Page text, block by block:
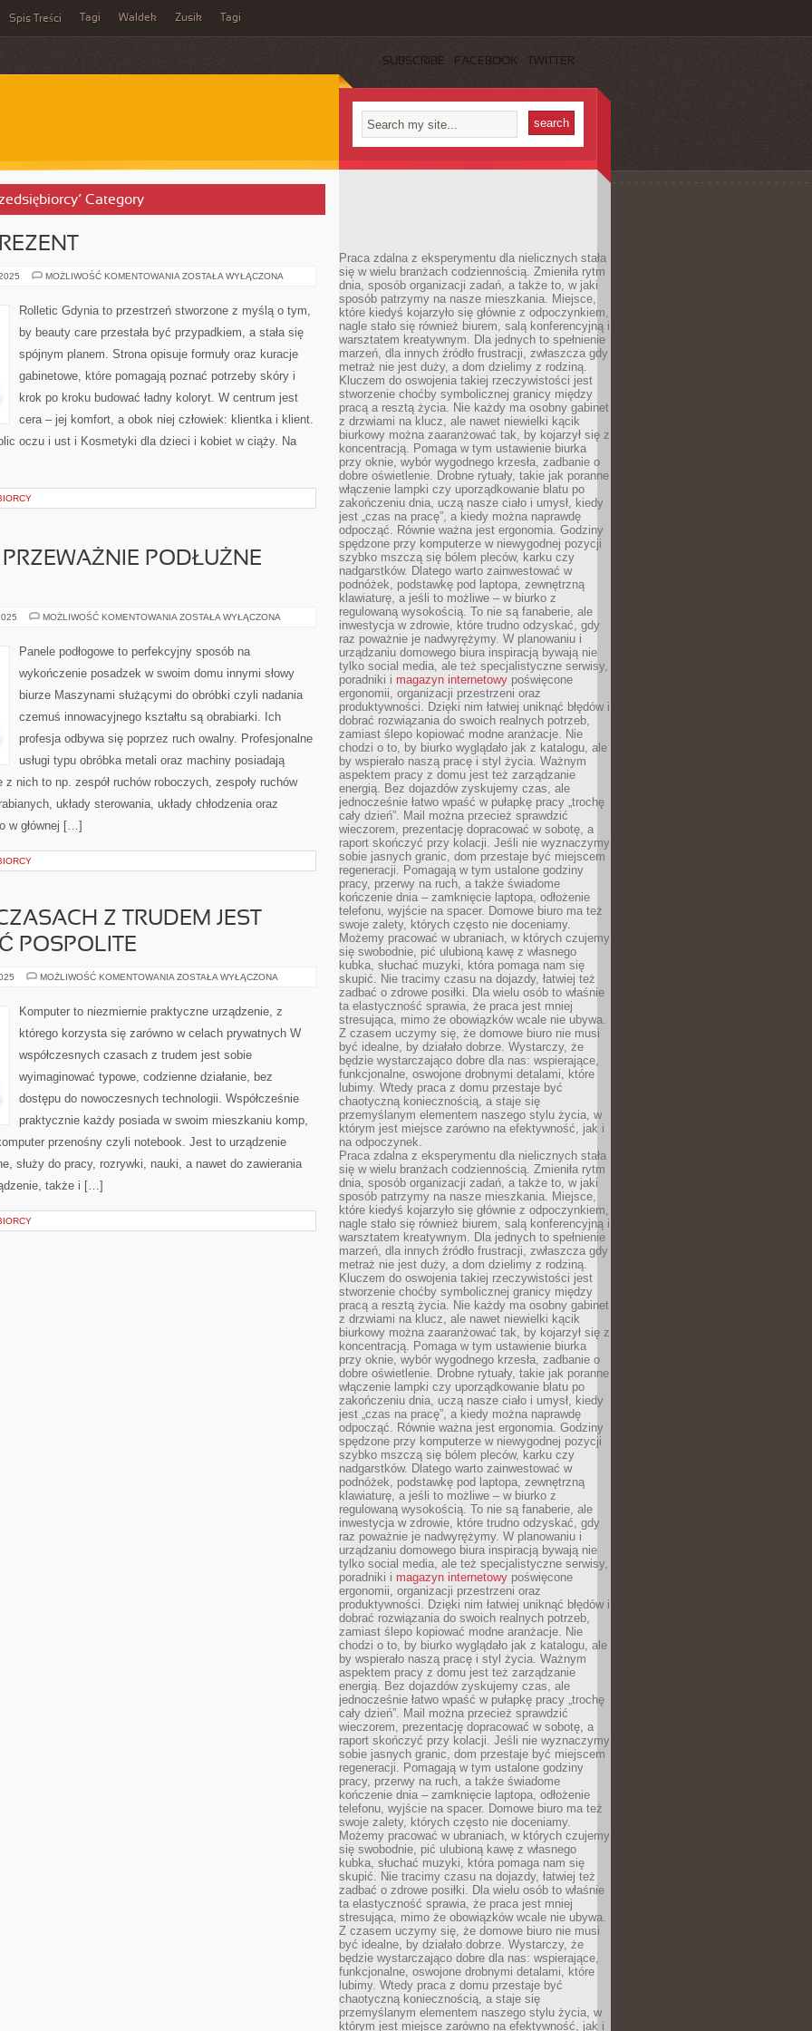
Spis Treści Tagi Waldek Zusik Tagi
SUBSCRIBE FACEBOOK TWITTER
Category
MOŻLIWOŚĆ KOMENTOWANIA KOSMETYKI
ZOSTAŁA WYŁĄCZONA
Rolletic Gdynia to przestrzeń stworzone z myślą o tym,
by beauty care przestała być przypadkiem, a stała się
spójnym planem. Strona opisuje formuły oraz kuracje
gabinetowe, które pomagają poznać potrzeby skóry i
krok po kroku budować ładny koloryt. W centrum jest
cera – jej komfort, a obok niej człowiek: klientka i klient.
oczu i ust i Kosmetyki dla dzieci i kobiet w ciąży. Na
PODŁUŻNE
MOŻLIWOŚĆ KOMENTOWANIA FOTO
PRZEWAŻNIE
PODŁUŻNE
PŁÓTNA
ZOSTAŁA WYŁĄCZONA
Panele podłogowe to perfekcyjny sposób na
wykończenie posadzek w swoim domu innymi słowy
biurze Maszynami służącymi do obróbki czyli nadania
czemuś innowacyjnego kształtu są obrabiarki. Ich
profesja odbywa się poprzez ruch owalny. Profesjonalne
usługi typu obróbka metali oraz machiny posiadają
z nich to np. zespół ruchów roboczych, zespoły ruchów
układy sterowania, układy chłodzenia oraz
w głównej […]
Z TRUDEM JEST
POSPOLITE
MOŻLIWOŚĆ KOMENTOWANIA W
TRUDEM
SOBIE
POSPOLITE
ZOSTAŁA WYŁĄCZONA
Komputer to niezmiernie praktyczne urządzenie, z
którego korzysta się zarówno w celach prywatnych W
współczesnych czasach z trudem jest sobie
wyimaginować typowe, codzienne działanie, bez
dostępu do nowoczesnych technologii. Współcześnie
praktycznie każdy posiada w swoim mieszkaniu komp,
przenośny czyli notebook. Jest to urządzenie
służy do pracy, rozrywki, nauki, a nawet do zawierania
także i […]
Praca zdalna z eksperymentu dla nielicznych stała
się w wielu branżach codziennością. Zmieniła rytm
dnia, sposób organizacji zadań, a także to, w jaki
sposób patrzymy na nasze mieszkania. Miejsce,
które kiedyś kojarzyło się głównie z odpoczynkiem,
nagle stało się również biurem, salą konferencyjną i
warsztatem kreatywnym. Dla jednych to spełnienie
marzeń, dla innych źródło frustracji, zwłaszcza gdy
metraż nie jest duży, a dom dzielimy z rodziną.
Kluczem do oswojenia takiej rzeczywistości jest
stworzenie choćby symbolicznej granicy między
pracą a resztą życia. Nie każdy ma osobny gabinet
z drzwiami na klucz, ale nawet niewielki kącik
biurkowy można zaaranżować tak, by kojarzył się z
koncentracją. Pomaga w tym ustawienie biurka
przy oknie, wybór wygodnego krzesła, zadbanie o
dobre oświetlenie. Drobne rytuały, takie jak poranne
włączenie lampki czy uporządkowanie blatu po
zakończeniu dnia, uczą nasze ciało i umysł, kiedy
jest „czas na pracę”, a kiedy można naprawdę
odpocząć. Równie ważna jest ergonomia. Godziny
spędzone przy komputerze w niewygodnej pozycji
szybko mszczą się bólem pleców, karku czy
nadgarstków. Dlatego warto zainwestować w
podnóżek, podstawkę pod laptopa, zewnętrzną
klawiaturę, a jeśli to możliwe – w biurko z
regulowaną wysokością. To nie są fanaberie, ale
inwestycja w zdrowie, które trudno odzyskać, gdy
raz poważnie je nadwyrężymy. W planowaniu i
urządzaniu domowego biura inspiracją bywają nie
tylko social media, ale też specjalistyczne serwisy,
poradniki i magazyn internetowy poświęcone
ergonomii, organizacji przestrzeni oraz
produktywności. Dzięki nim łatwiej uniknąć błędów i
dobrać rozwiązania do swoich realnych potrzeb,
zamiast ślepo kopiować modne aranżacje. Nie
chodzi o to, by biurko wyglądało jak z katalogu, ale
by wspierało naszą pracę i styl życia. Ważnym
aspektem pracy z domu jest też zarządzanie
energią. Bez dojazdów zyskujemy czas, ale
jednocześnie łatwo wpaść w pułapkę pracy „trochę
cały dzień”. Mail można przecież sprawdzić
wieczorem, prezentację dopracować w sobotę, a
raport skończyć przy kolacji. Jeśli nie wyznaczymy
sobie jasnych granic, dom przestaje być miejscem
regeneracji. Pomagają w tym ustalone godziny
pracy, przerwy na ruch, a także świadome
kończenie dnia – zamknięcie laptopa, odłożenie
telefonu, wyjście na spacer. Domowe biuro ma też
swoje zalety, których często nie doceniamy.
Możemy pracować w ubraniach, w których czujemy
się swobodnie, pić ulubioną kawę z własnego
kubka, słuchać muzyki, która pomaga nam się
skupić. Nie tracimy czasu na dojazdy, łatwiej też
zadbać o zdrowe posiłki. Dla wielu osób to właśnie
ta elastyczność sprawia, że praca jest mniej
stresująca, mimo że obowiązków wcale nie ubywa.
Z czasem uczymy się, że domowe biuro nie musi
być idealne, by działało dobrze. Wystarczy, że
będzie wystarczająco dobre dla nas: wspierające,
funkcjonalne, oswojone drobnymi detalami, które
lubimy. Wtedy praca z domu przestaje być
chaotyczną koniecznością, a staje się
przemyślanym elementem naszego stylu życia, w
którym jest miejsce zarówno na efektywność, jak i
na odpoczynek.
Praca zdalna z eksperymentu dla nielicznych stała
się w wielu branżach codziennością. Zmieniła rytm
dnia, sposób organizacji zadań, a także to, w jaki
sposób patrzymy na nasze mieszkania. Miejsce,
które kiedyś kojarzyło się głównie z odpoczynkiem,
nagle stało się również biurem, salą konferencyjną i
warsztatem kreatywnym. Dla jednych to spełnienie
marzeń, dla innych źródło frustracji, zwłaszcza gdy
metraż nie jest duży, a dom dzielimy z rodziną.
Kluczem do oswojenia takiej rzeczywistości jest
stworzenie choćby symbolicznej granicy między
pracą a resztą życia. Nie każdy ma osobny gabinet
z drzwiami na klucz, ale nawet niewielki kącik
biurkowy można zaaranżować tak, by kojarzył się z
koncentracją. Pomaga w tym ustawienie biurka
przy oknie, wybór wygodnego krzesła, zadbanie o
dobre oświetlenie. Drobne rytuały, takie jak poranne
włączenie lampki czy uporządkowanie blatu po
zakończeniu dnia, uczą nasze ciało i umysł, kiedy
jest „czas na pracę”, a kiedy można naprawdę
odpocząć. Równie ważna jest ergonomia. Godziny
spędzone przy komputerze w niewygodnej pozycji
szybko mszczą się bólem pleców, karku czy
nadgarstków. Dlatego warto zainwestować w
podnóżek, podstawkę pod laptopa, zewnętrzną
klawiaturę, a jeśli to możliwe – w biurko z
regulowaną wysokością. To nie są fanaberie, ale
inwestycja w zdrowie, które trudno odzyskać, gdy
raz poważnie je nadwyrężymy. W planowaniu i
urządzaniu domowego biura inspiracją bywają nie
tylko social media, ale też specjalistyczne serwisy,
poradniki i magazyn internetowy poświęcone
ergonomii, organizacji przestrzeni oraz
produktywności. Dzięki nim łatwiej uniknąć błędów i
dobrać rozwiązania do swoich realnych potrzeb,
zamiast ślepo kopiować modne aranżacje. Nie
chodzi o to, by biurko wyglądało jak z katalogu, ale
by wspierało naszą pracę i styl życia. Ważnym
aspektem pracy z domu jest też zarządzanie
energią. Bez dojazdów zyskujemy czas, ale
jednocześnie łatwo wpaść w pułapkę pracy „trochę
cały dzień”. Mail można przecież sprawdzić
wieczorem, prezentację dopracować w sobotę, a
raport skończyć przy kolacji. Jeśli nie wyznaczymy
sobie jasnych granic, dom przestaje być miejscem
regeneracji. Pomagają w tym ustalone godziny
pracy, przerwy na ruch, a także świadome
kończenie dnia – zamknięcie laptopa, odłożenie
telefonu, wyjście na spacer. Domowe biuro ma też
swoje zalety, których często nie doceniamy.
Możemy pracować w ubraniach, w których czujemy
się swobodnie, pić ulubioną kawę z własnego
kubka, słuchać muzyki, która pomaga nam się
skupić. Nie tracimy czasu na dojazdy, łatwiej też
zadbać o zdrowe posiłki. Dla wielu osób to właśnie
ta elastyczność sprawia, że praca jest mniej
stresująca, mimo że obowiązków wcale nie ubywa.
Z czasem uczymy się, że domowe biuro nie musi
być idealne, by działało dobrze. Wystarczy, że
będzie wystarczająco dobre dla nas: wspierające,
funkcjonalne, oswojone drobnymi detalami, które
lubimy. Wtedy praca z domu przestaje być
chaotyczną koniecznością, a staje się
przemyślanym elementem naszego stylu życia, w
którym jest miejsce zarówno na efektywność, jak i